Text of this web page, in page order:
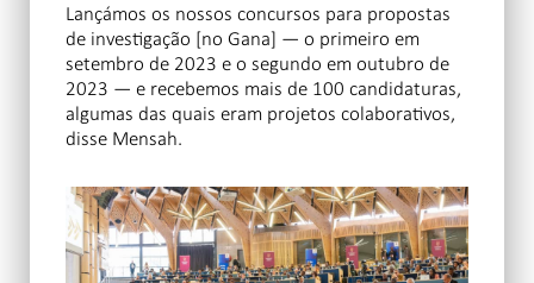
Lançámos os nossos concursos para propostas
de investigação [no Gana] — o primeiro em
setembro de 2023 e o segundo em outubro de
2023 — e recebemos mais de 100 candidaturas,
algumas das quais eram projetos colaborativos,
disse Mensah.